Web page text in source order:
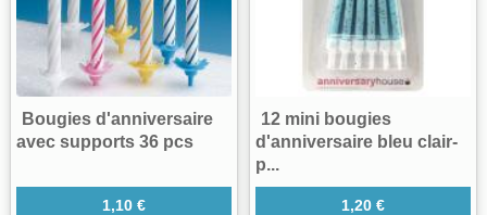
Bougies d'anniversaire
avec supports 36 pcs
1,10 €
12 mini bougies
d'anniversaire bleu clair-
p...
1,20 €